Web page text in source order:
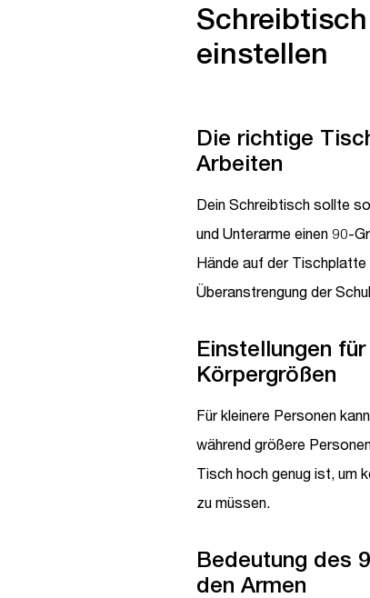
einstellen
Die richtige
Arbeiten
Dein Schreibtisch sollte
und Unterarme einen 90-
Hände auf der Tischplatte
Überanstrengung der
Einstellungen
Körpergrößen
Für kleinere Personen
während größere
Tisch hoch genug ist, um
zu müssen.
Bedeutung des
den Armen